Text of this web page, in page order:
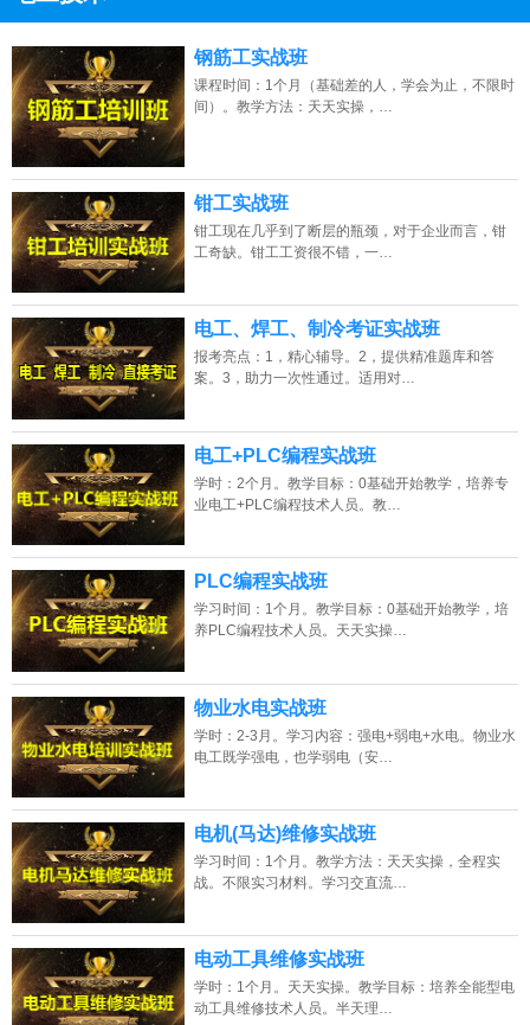
点击免费咨询电话：13807313137
钢筋工实战班
课程时间：1个月（基础差的人，学会为止，不限时
间）。教学方法：天天实操，…
钳工实战班
钳工现在几乎到了断层的瓶颈，对于企业而言，钳
工奇缺。钳工工资很不错，一…
电工、焊工、制冷考证实战班
报考亮点：1，精心辅导。2，提供精准题库和答
案。3，助力一次性通过。适用对…
电工+PLC编程实战班
学时：2个月。教学目标：0基础开始教学，培养专
业电工+PLC编程技术人员。教…
PLC编程实战班
学习时间：1个月。教学目标：0基础开始教学，培
养PLC编程技术人员。天天实操…
物业水电实战班
学时：2-3月。学习内容：强电+弱电+水电。物业水
电工既学强电，也学弱电（安…
电机(马达)维修实战班
学习时间：1个月。教学方法：天天实操，全程实
战。不限实习材料。学习交直流…
电动工具维修实战班
学时：1个月。天天实操。教学目标：培养全能型电
动工具维修技术人员。半天理…